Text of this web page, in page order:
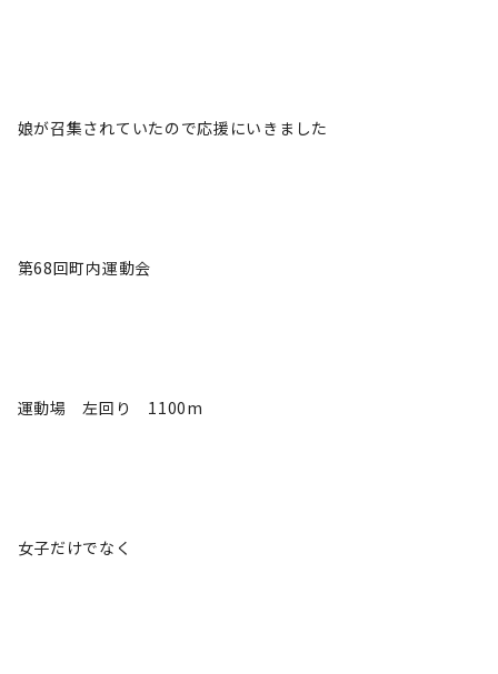
娘が召集されていたので応援にいきました
第68回町内運動会
運動場 左回り 1100m
女子だけでなく